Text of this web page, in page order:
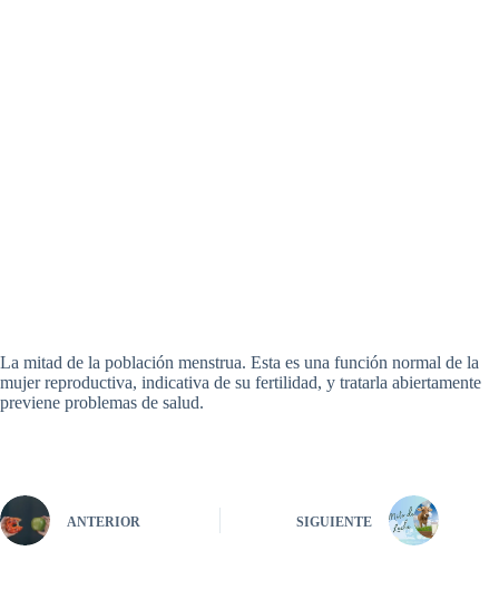
La mitad de la población menstrua. Esta es una función normal de la
mujer reproductiva, indicativa de su fertilidad, y tratarla abiertamente
previene problemas de salud.
ANTERIOR SIGUIENTE